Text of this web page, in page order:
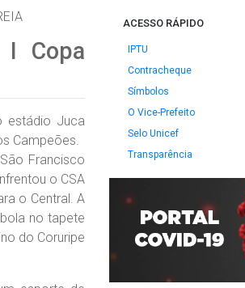
I Copa
estádio Juca
Campeões.
Francisco
o CSA
o Central. A
no tapete
do Coruripe
ACESSO RÁPIDO
IPTU
Contracheque
Símbolos
O Vice-Prefeito
Selo Unicef
Transparência